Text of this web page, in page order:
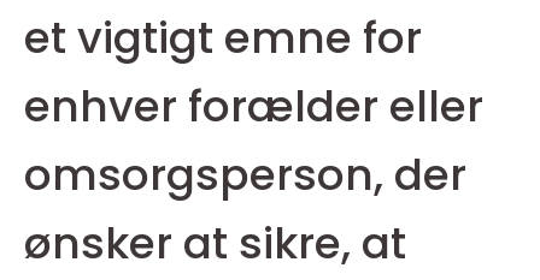
et vigtigt emne for
enhver forælder eller
omsorgsperson, der
ønsker at sikre, at